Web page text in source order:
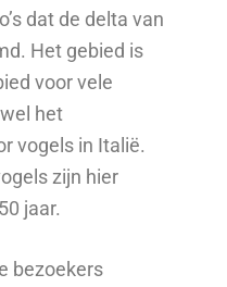
dat de delta van
Het gebied is
voor vele
het
vogels in Italië.
zijn hier
jaar.
bezoekers